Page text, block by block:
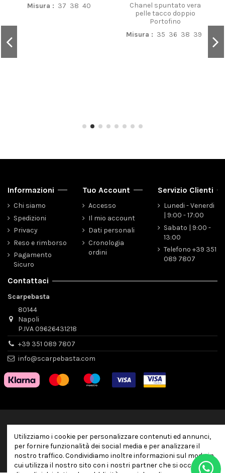
Misura : 37 38 40
Chanel spuntato vera
pelle tacco doppio
Portofino
Misura : 35 36 38 39
Informazioni
Chi siamo
Spedizioni
Privacy
Reso e rimborso
Pagamento
Sicuro
Tuo Account
Accesso
Il mio account
Dati personali
Cronologia
ordini
Servizio Clienti
Lunedi - Venerdi
| 9:00 - 17:00
Sabato | 9:00 -
13:00
Telefono +39 351
089 7807
Contattaci
Scarpebasta
80144
Napoli
P.IVA 09626431218
+39 351 089 7807
info@scarpebasta.com
Utilizziamo i cookie per personalizzare contenuti ed annunci,
per fornire funzionalità dei social media e per analizzare il
nostro traffico. Condividiamo inoltre informazioni sul modo in
cui utilizza il nostro sito con i nostri partner che si occupano